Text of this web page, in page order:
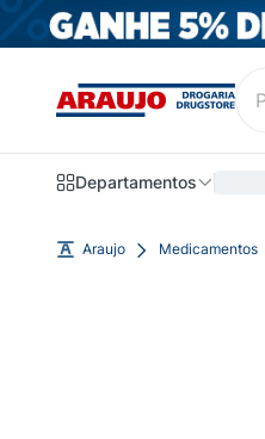
Departamentos
Araujo Medicamentos